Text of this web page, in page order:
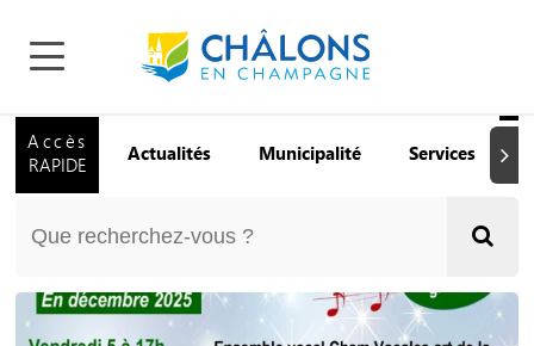
Accès
RAPIDE
Actualités Municipalité Services